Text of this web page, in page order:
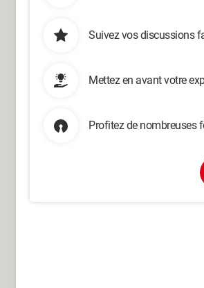
Suivez vos discussions
Mettez en avant votre
Profitez de nombreuses